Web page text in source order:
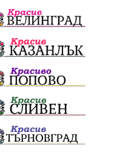
ГДБОП